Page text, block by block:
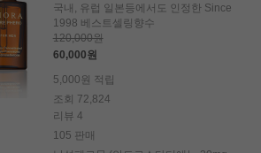
국내, 유럽 일본등에서도 인정한 Since
1998 베스트셀링향수
120,000원
60,000원
5,000원 적립
조회 72,824
리뷰 4
105 판매